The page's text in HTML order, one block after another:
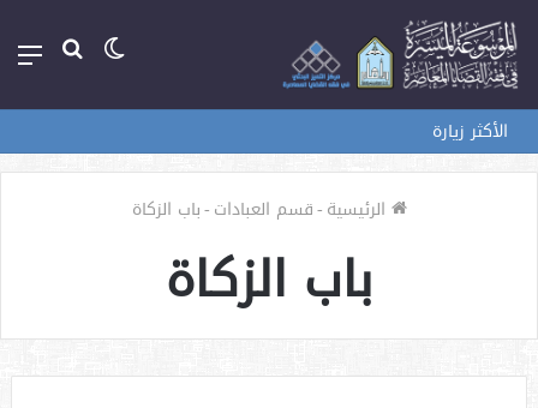
بحث الوضع
الأكثر زيارة
الرئيسية-قسم العبادات-باب الزكاة
باب الزكاة